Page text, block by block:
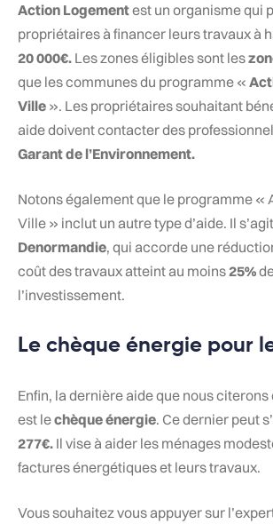
Action Logementest un organisme qui
propriétaires à financer leurs travaux à
20 000€. Les zones éligibles sont les
que les communes du programme «
Ville ». Les propriétaires souhaitant
aide doivent contacter des
Garant de l’Environnement.
Notons également que le programme
Ville » inclut un autre type d’aide. Il
Denormandie, qui accorde une
coût des travaux atteint au moins25%
l’investissement.
Le chèque énergie pour
Enfin, la dernière aide que nous
est lechèque énergie. Ce dernier peut
277€. Il vise à aider les ménages
factures énergétiques et leurs travaux.
Vous souhaitez vous appuyer sur